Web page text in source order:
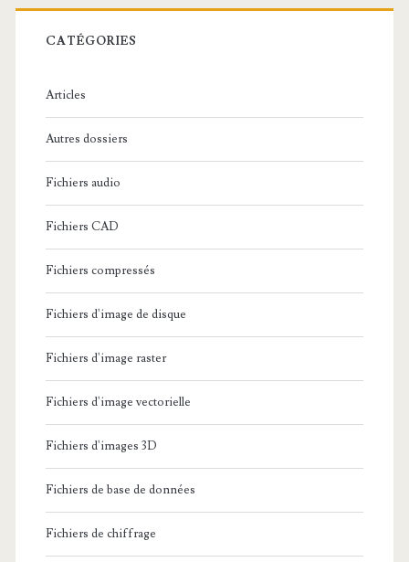
r
c
:
CATÉGORIES
Articles
Autres dossiers
Fichiers audio
Fichiers CAD
Fichiers compressés
Fichiers d'image de disque
Fichiers d'image raster
Fichiers d'image vectorielle
Fichiers d'images 3D
Fichiers de base de données
Fichiers de chiffrage